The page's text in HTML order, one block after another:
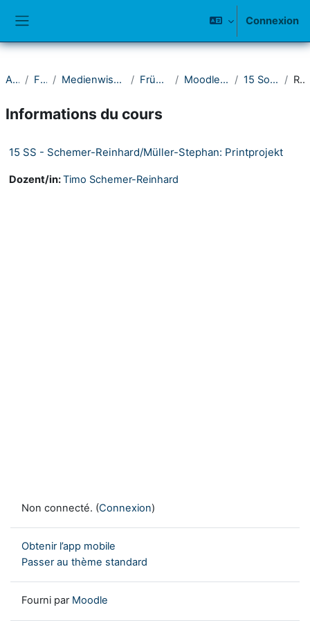
Connexion
Accueil Fakultät I Medienwissenschaftliches Seminar Frühere Semester Moodle-Kurse 2011-2015 15 Sommersemester Résumé
Informations du cours
15 SS - Schemer-Reinhard/Müller-Stephan: Printprojekt
Dozent/in:Timo Schemer-Reinhard
Non connecté. (Connexion)
Obtenir l’app mobile
Passer au thème standard
Fourni par Moodle